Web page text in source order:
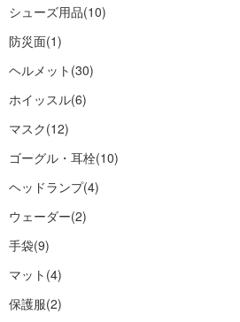
シューズ用品(10)
防災面(1)
ヘルメット (30)
ホイッスル(6)
マスク(12)
ゴーグル・耳栓(10)
ヘッドランプ(4)
ウェーダー(2)
手袋(9)
マット (4)
保護服(2)